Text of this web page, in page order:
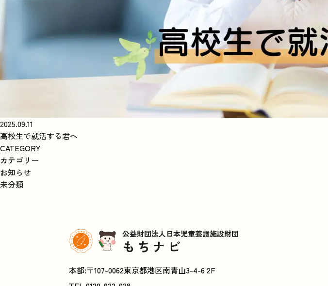
2025.09.11
高校生で就活する君へ
CATEGORY
カテゴリー
お知らせ
未分類
公益財団法人日本児童養護施設財団
もちナビ
本部:〒107-0062東京都港区南青山3-4-6 2F